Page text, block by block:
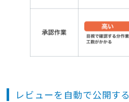
レビューを自動で公開する